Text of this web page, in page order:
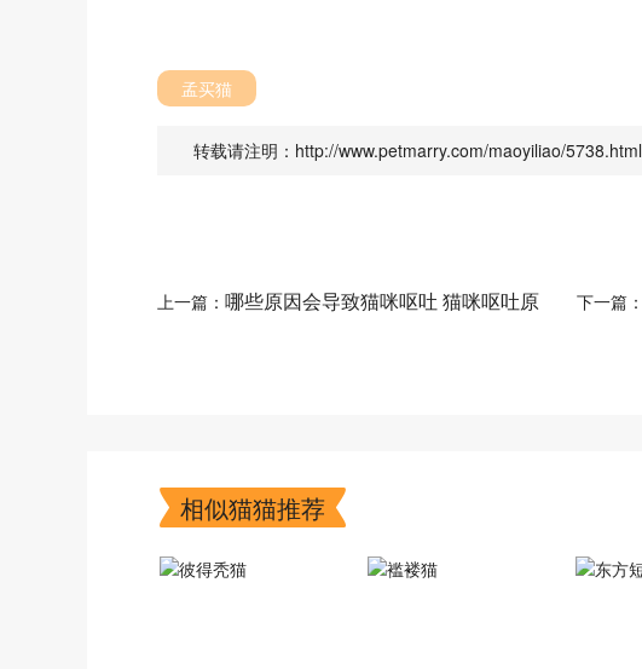
孟买猫
转载请注明：http://www.petmarry.com/maoyiliao/5738.html
上一篇： 哪些原因会导致猫咪呕吐 猫咪呕吐原
下一篇：
相似猫猫推荐